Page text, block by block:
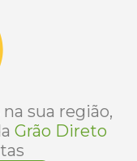
sua região,
Grão Direto